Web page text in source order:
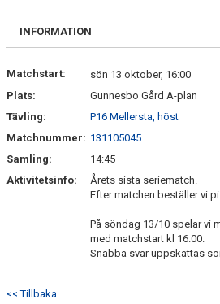
BILDGALLERI
INFORMATION
Matchstart:
sön 13 oktober, 16:00
Plats:
Gunnesbo Gård A-plan
Tävling:
P16 Mellersta, höst
Matchnummer: 131105045
Samling:
14:45
Aktivitetsinfo:
Årets sista seriematch.
Efter matchen beställer vi
På söndag 13/10 spelar vi
med matchstart kl 16.00.
Snabba svar uppskattas
<< Tillbaka